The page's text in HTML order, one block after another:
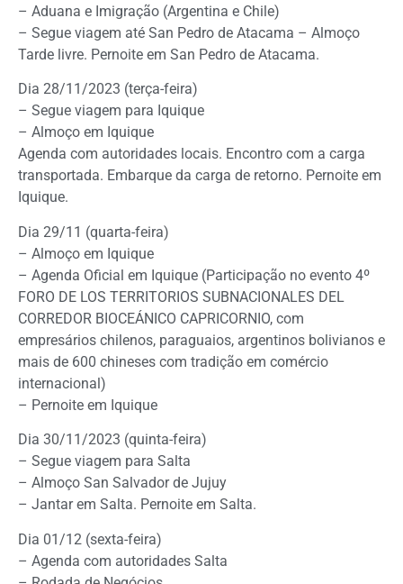
– Aduana e Imigração (Argentina e Chile)
– Segue viagem até San Pedro de Atacama – Almoço
Tarde livre. Pernoite em San Pedro de Atacama.
Dia 28/11/2023 (terça-feira)
– Segue viagem para Iquique
– Almoço em Iquique
Agenda com autoridades locais. Encontro com a carga
transportada. Embarque da carga de retorno. Pernoite em
Iquique.
Dia 29/11 (quarta-feira)
– Almoço em Iquique
– Agenda Oficial em Iquique (Participação no evento 4º
FORO DE LOS TERRITORIOS SUBNACIONALES DEL
CORREDOR BIOCEÁNICO CAPRICORNIO, com
empresários chilenos, paraguaios, argentinos bolivianos e
mais de 600 chineses com tradição em comércio
internacional)
– Pernoite em Iquique
Dia 30/11/2023 (quinta-feira)
– Segue viagem para Salta
– Almoço San Salvador de Jujuy
– Jantar em Salta. Pernoite em Salta.
Dia 01/12 (sexta-feira)
– Agenda com autoridades Salta